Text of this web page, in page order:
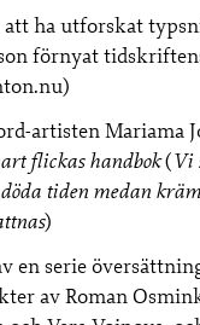
ha utforskat
förnyat
artisten Mariama
flickas handbok(Vi
tiden medan
)
en serie
av Roman